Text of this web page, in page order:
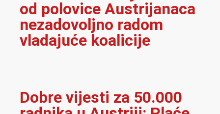
od polovice Austrijanaca
nezadovoljno radom
vladajuće koalicije
Dobre vijesti za 50.000